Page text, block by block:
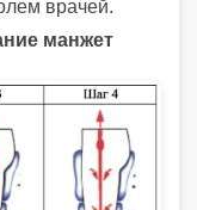
врачей.
манжет